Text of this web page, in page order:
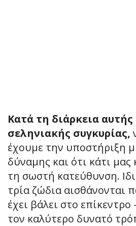
Κατά τη διάρκεια
σεληνιακής συγκυρίας,
έχουμε την υποστήριξη
δύναμης και ότι κάτι
τη σωστή κατεύθυνση.
τρία ζώδια αισθάνονται
έχει βάλει στο επίκεντρο
τον καλύτερο δυνατό